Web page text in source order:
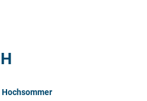
Hochsommer